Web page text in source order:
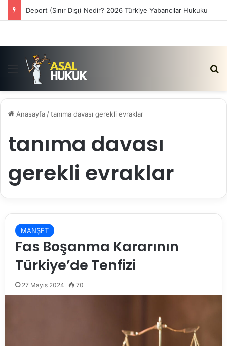
Deport (Sınır Dışı) Nedir? 2026 Türkiye Yabancılar Hukuku
Menü
Anasayfa /tanıma davası gerekli evraklar
tanıma davası
gerekli evraklar
MANŞET
Fas Boşanma Kararının
Türkiye’de Tenfizi
27 Mayıs 2024 70